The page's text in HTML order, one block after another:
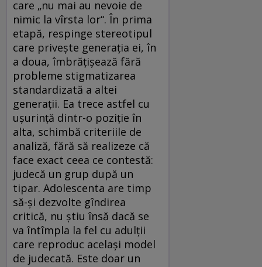
care „nu mai au nevoie de
nimic la vîrsta lor“. În prima
etapă, respinge stereotipul
care priveşte generaţia ei, în
a doua, îmbrăţişează fără
probleme stigmatizarea
standardizată a altei
generaţii. Ea trece astfel cu
uşurinţă dintr-o poziţie în
alta, schimbă criteriile de
analiză, fără să realizeze că
face exact ceea ce contestă:
judecă un grup după un
tipar. Adolescenta are timp
să-şi dezvolte gîndirea
critică, nu ştiu însă dacă se
va întîmpla la fel cu adulţii
care reproduc acelaşi model
de judecată. Este doar un